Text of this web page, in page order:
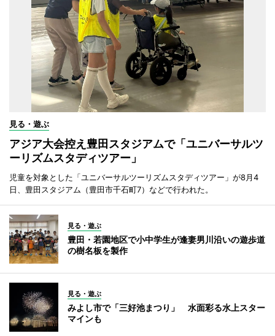
見る・遊ぶ
アジア大会控え豊田スタジアムで「ユニバーサルツ
ーリズムスタディツアー」
児童を対象とした「ユニバーサルツーリズムスタディツアー」が8月4
日、豊田スタジアム（豊田市千石町7）などで行われた。
見る・遊ぶ
豊田・若園地区で小中学生が逢妻男川沿いの遊歩道
の樹名板を製作
見る・遊ぶ
みよし市で「三好池まつり」 水面彩る水上スター
マインも